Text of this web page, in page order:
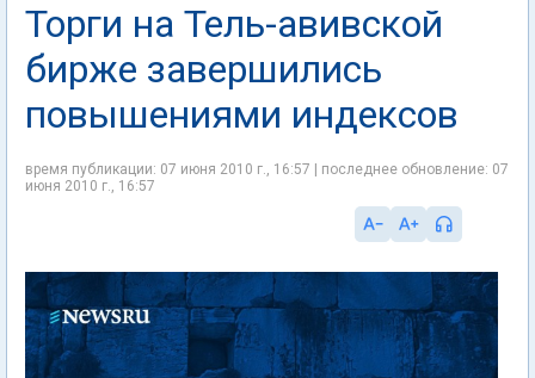
Торги на Тель-авивской
бирже завершились
повышениями индексов
время публикации: 07 июня 2010 г., 16:57 | последнее обновление: 07
июня 2010 г., 16:57